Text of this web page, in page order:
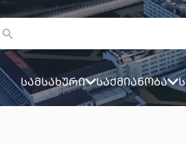
სამსახური საქმიანობა